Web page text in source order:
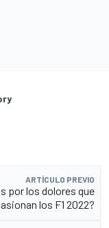
ARTÍCULO PREVIO
por los dolores que
los F1 2022?